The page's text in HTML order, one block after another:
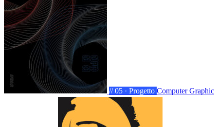
// 05 · Progetto Computer Graphic